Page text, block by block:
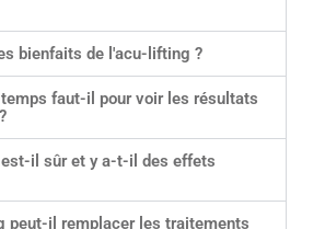
bienfaits de l'acu-lifting ?
faut-il pour voir les résultats
il sûr et y a-t-il des effets
peut-il remplacer les traitements